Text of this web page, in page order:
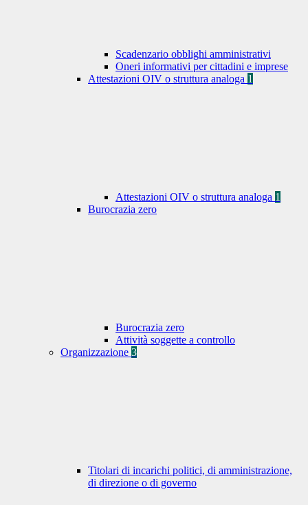
Scadenzario obblighi amministrativi
Oneri informativi per cittadini e imprese
Attestazioni OIV o struttura analoga 1
Attestazioni OIV o struttura analoga 1
Burocrazia zero
Burocrazia zero
Attività soggette a controllo
Organizzazione 3
Titolari di incarichi politici, di amministrazione,
di direzione o di governo